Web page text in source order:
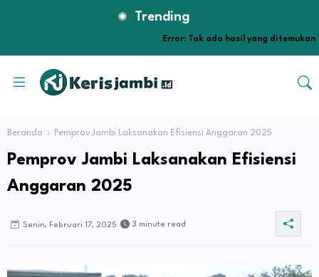
Trending
Error: Tak ada hasil yang ditemukan
Beranda Pemprov Jambi Laksanakan Efisiensi Anggaran 2025
Pemprov Jambi Laksanakan Efisiensi
Anggaran 2025
Senin, Februari 17, 2025 3 minute read